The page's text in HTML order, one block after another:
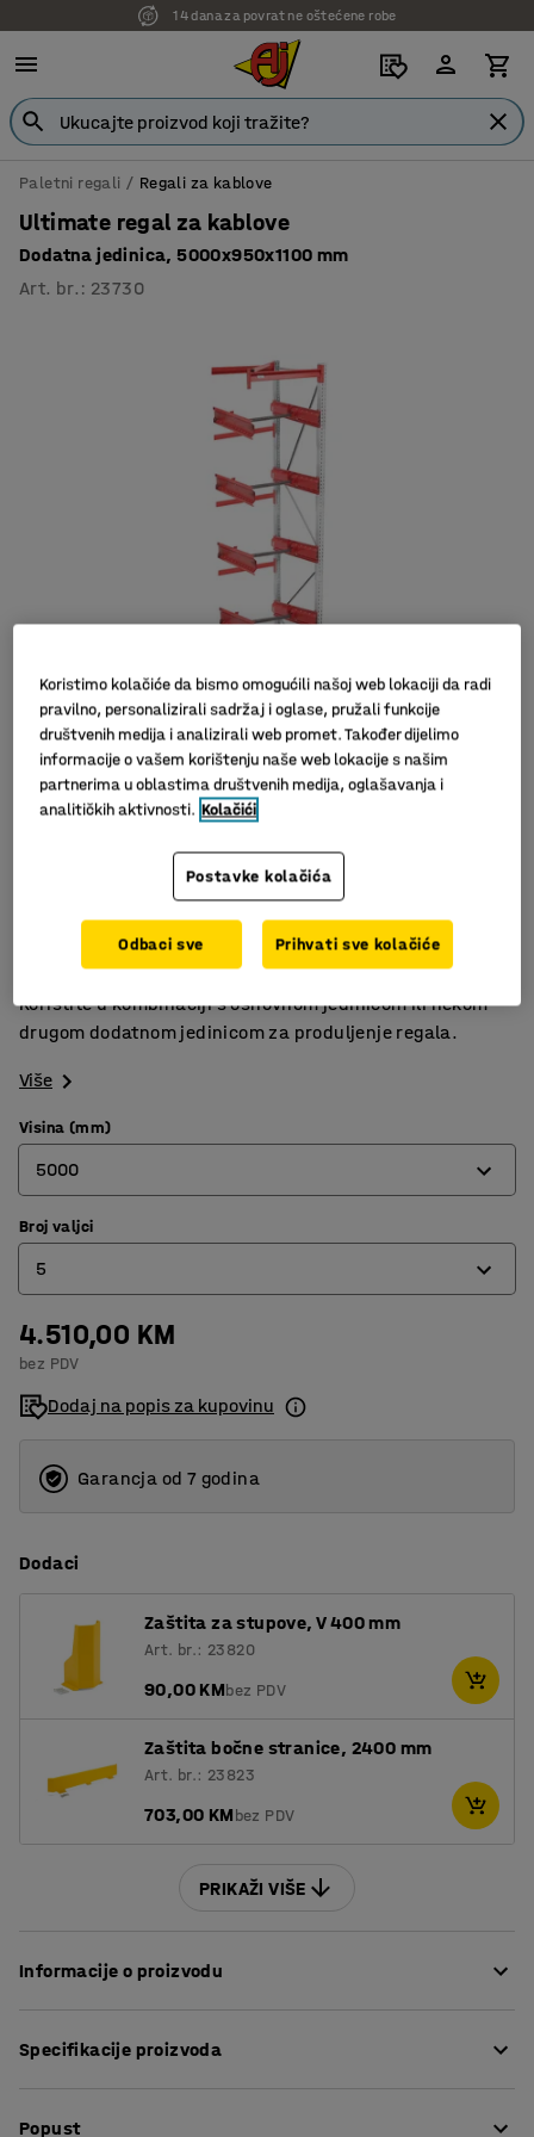
14 dana za povrat ne oštećene robe
7 godina garancije
Paletni regali Regali za kablove
Ultimate regal za kablove
Dodatna jedinica, 5000x950x1100 mm
Art. br. : 23730
Slični proizvodi
Za rukovanje kabelskim bubnjevima
Proširuje paletne regale
Fleksibilna dodatna jedinica za ULTIMATE regal za
praktično i učinkovito rukovanje kabelskim bubnjevima.
Koristite u kombinaciji s osnovnom jedinicom ili nekom
drugom dodatnom jedinicom za produljenje regala.
Više
Visina (mm)
5000
2500
4000
5000
Broj valjci
5
2
4
5
4.510,00 KM
bez PDV
Dodaj na popis za kupovinu
Garancja od 7 godina
Dodaci
Zaštita za stupove, V 400 mm
Art. br.: 23820
90,00 KMbez PDV
Zaštita bočne stranice, 2400 mm
Art. br.: 23823
703,00 KMbez PDV
PRIKAŽI VIŠE
Informacije o proizvodu
fleksibilnošću i rezultatom vlastitog dizajna i produkcije
Specifikacije proizvoda
Dubina
Popust
Koristimo kolačiće da bismo omogućili našoj web lokaciji da radi
pravilno, personalizirali sadržaj i oglase, pružali funkcije
društvenih medija i analizirali web promet. Također dijelimo
informacije o vašem korištenju naše web lokacije s našim
partnerima u oblastima društvenih medija, oglašavanja i
analitičkih aktivnosti. Kolačići
Postavke kolačića
Odbaci sve Prihvati sve kolačiće